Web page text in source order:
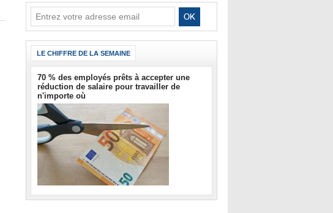
LE CHIFFRE DE LA SEMAINE
70 % des employés prêts à accepter une
réduction de salaire pour travailler de
n'importe où